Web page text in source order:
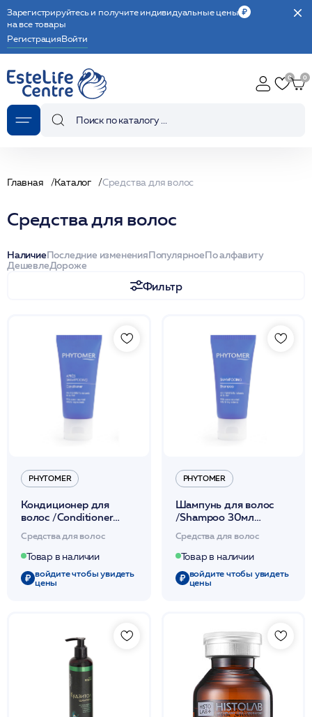
Зарегистрируйтесь и получите индивидуальные цены
на все товары
РегистрацияВойти
Главная Каталог Средства для волос
Средства для волос
НаличиеПоследние измененияПопулярноеПо алфавиту
ДешевлеДороже
Фильтр
PHYTOMER
Кондиционер для
волос /Conditioner
Средства для волос
Товар в наличии
войдите чтобы увидеть
цены
PHYTOMER
Шампунь для волос
/Shampoo 30мл
Средства для волос
Товар в наличии
войдите чтобы увидеть
цены